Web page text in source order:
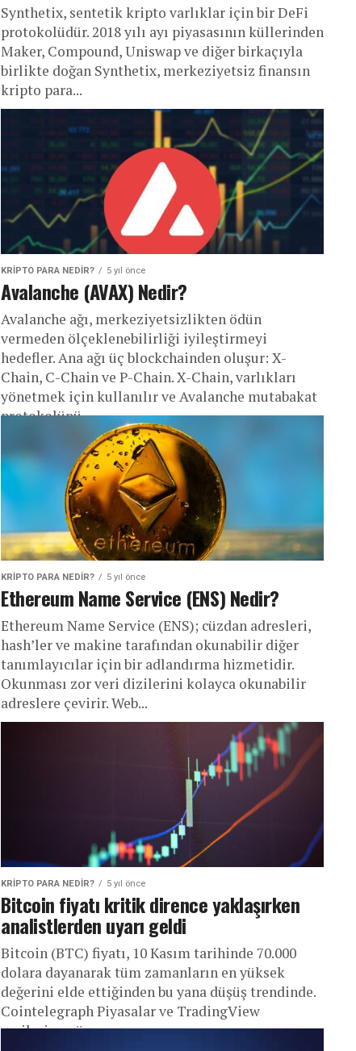
Synthetix, sentetik kripto varlıklar için bir DeFi
protokolüdür. 2018 yılı ayı piyasasının küllerinden
Maker, Compound, Uniswap ve diğer birkaçıyla
birlikte doğan Synthetix, merkeziyetsiz finansın
kripto para...
KRIPTO PARA NEDIR? 5 yıl önce
Avalanche (AVAX) Nedir?
Avalanche ağı, merkeziyetsizlikten ödün
vermeden ölçeklenebilirliği iyileştirmeyi
hedefler. Ana ağı üç blockchainden oluşur: X-
Chain, C-Chain ve P-Chain. X-Chain, varlıkları
yönetmek için kullanılır ve Avalanche mutabakat
protokolünü...
KRIPTO PARA NEDIR? 5 yıl önce
Ethereum Name Service (ENS) Nedir?
Ethereum Name Service (ENS); cüzdan adresleri,
hash’ler ve makine tarafından okunabilir diğer
tanımlayıcılar için bir adlandırma hizmetidir.
Okunması zor veri dizilerini kolayca okunabilir
adreslere çevirir. Web...
KRIPTO PARA NEDIR? 5 yıl önce
Bitcoin fiyatı kritik dirence yaklaşırken
analistlerden uyarı geldi
Bitcoin (BTC) fiyatı, 10 Kasım tarihinde 70.000
dolara dayanarak tüm zamanların en yüksek
değerini elde ettiğinden bu yana düşüş trendinde.
Cointelegraph Piyasalar ve TradingView
verilerine göre...